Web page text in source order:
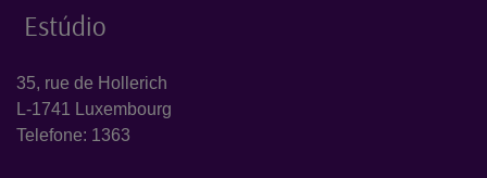
Estúdio
35, rue de Hollerich
L-1741 Luxembourg
Telefone: 1363